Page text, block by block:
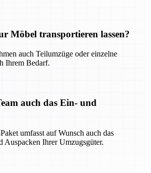
Möbel transportieren lassen?
auch Teilumzüge oder einzelne
Ihrem Bedarf.
auch das Ein- und
umfasst auf Wunsch auch das
Auspacken Ihrer Umzugsgüter.